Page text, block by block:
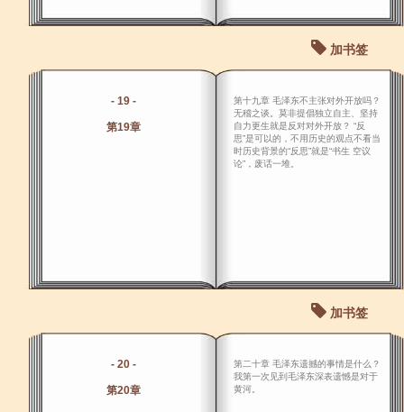
加书签
- 19 -
第19章
第十九章 毛泽东不主张对外开放吗？
无稽之谈。莫非提倡独立自主、坚持
自力更生就是反对对外开放？ “反
思”是可以的，不用历史的观点不看当
时历史背景的“反思”就是“书生 空议
论”，废话一堆。
加书签
- 20 -
第20章
第二十章 毛泽东遗撼的事情是什么？
我第一次见到毛泽东深表遗憾是对于
黄河。